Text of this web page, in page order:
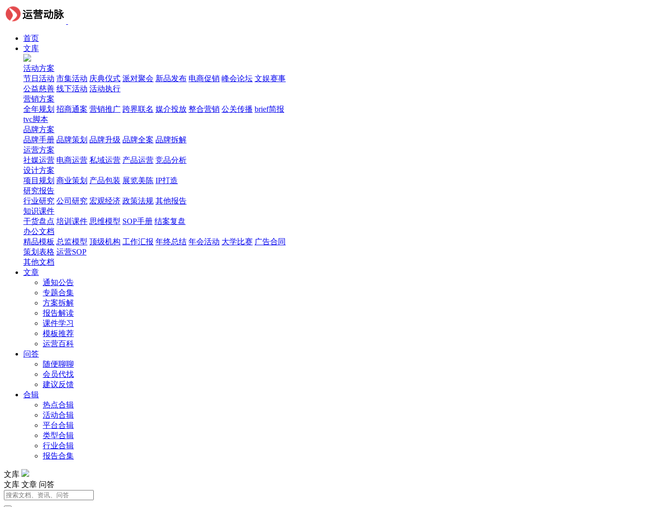
首页
文库
活动方案
节日活动 市集活动 庆典仪式 派对聚会 新品发布 电商促销 峰会论坛 文娱赛事
公益慈善 线下活动 活动执行
营销方案
全年规划 招商通案 营销推广 跨界联名 媒介投放 整合营销 公关传播 brief简报
tvc脚本
品牌方案
品牌手册 品牌策划 品牌升级 品牌全案 品牌拆解
运营方案
社媒运营 电商运营 私域运营 产品运营 竞品分析
设计方案
项目规划 商业策划 产品包装 展览美陈 IP打造
研究报告
行业研究 公司研究 宏观经济 政策法规 其他报告
知识课件
干货盘点 培训课件 思维模型 SOP手册 结案复盘
办公文档
精品模板 总监模型 顶级机构 工作汇报 年终总结 年会活动 大学比赛 广告合同
策划表格 运营SOP
其他文档
文章
通知公告
专题合集
方案拆解
报告解读
课件学习
模板推荐
运营百科
问答
随便聊聊
会员代找
建议反馈
合辑
热点合辑
活动合辑
平台合辑
类型合辑
行业合辑
报告合集
文库
文库 文章 问答